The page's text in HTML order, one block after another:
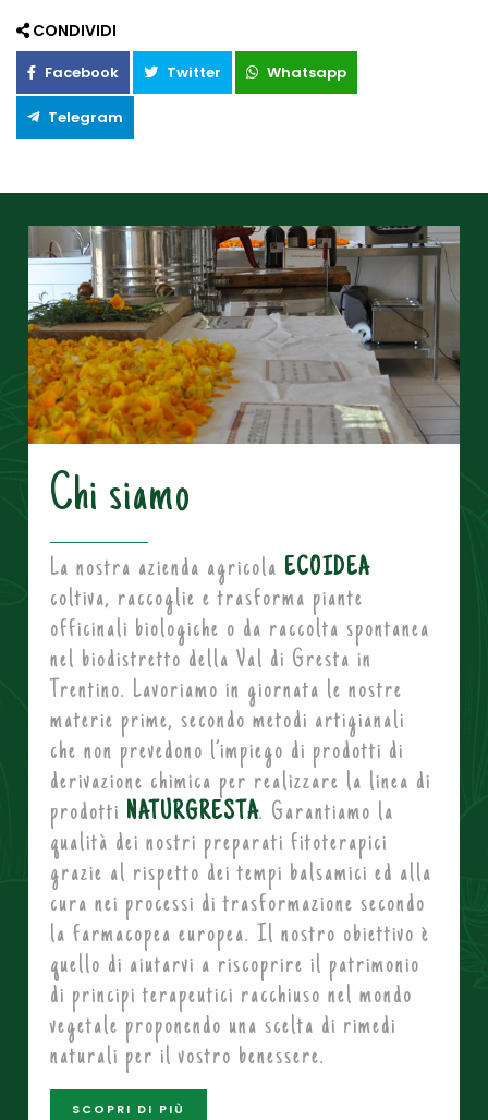
CONDIVIDI
Facebook Twitter Whatsapp
Telegram
Chi siamo
La nostra azienda agricola ECOIDEA
coltiva, raccoglie e trasforma piante
officinali biologiche o da raccolta spontanea
nel biodistretto della Val di Gresta in
Trentino. Lavoriamo in giornata le nostre
materie prime, secondo metodi artigianali
che non prevedono l’impiego di prodotti di
derivazione chimica per realizzare la linea di
prodotti NATURGRESTA. Garantiamo la
qualità dei nostri preparati fitoterapici
grazie al rispetto dei tempi balsamici ed alla
cura nei processi di trasformazione secondo
la farmacopea europea. Il nostro obiettivo è
quello di aiutarvi a riscoprire il patrimonio
di principi terapeutici racchiuso nel mondo
vegetale proponendo una scelta di rimedi
naturali per il vostro benessere.
SCOPRI DI PIÙ